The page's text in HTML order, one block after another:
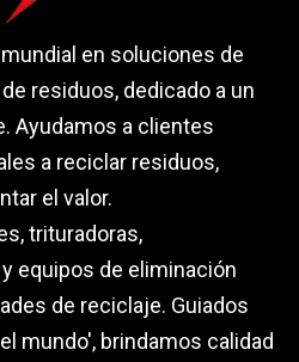
en soluciones de
residuos, dedicado a un
Ayudamos a clientes
a reciclar residuos,
el valor.
trituradoras,
equipos de eliminación
de reciclaje. Guiados
mundo', brindamos calidad